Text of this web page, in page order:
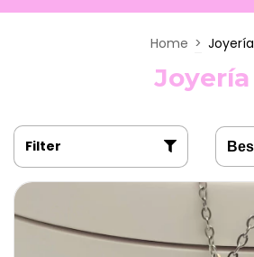
Home > Joyería
Joyería
Filter